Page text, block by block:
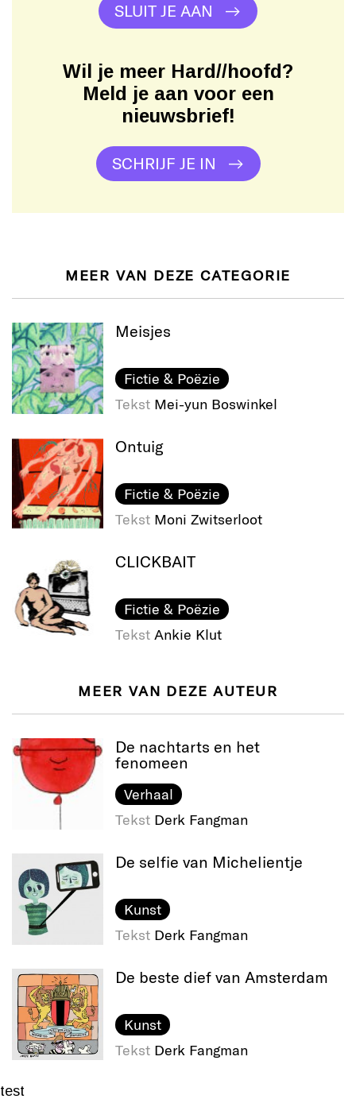
SLUIT JE AAN
Wil je meer Hard//hoofd?
Meld je aan voor een
nieuwsbrief!
SCHRIJF JE IN
MEER VAN DEZE CATEGORIE
Meisjes
Fictie & Poëzie
Tekst Mei-yun Boswinkel
Ontuig
Fictie & Poëzie
Tekst Moni Zwitserloot
CLICKBAIT
Fictie & Poëzie
Tekst Ankie Klut
MEER VAN DEZE AUTEUR
De nachtarts en het
fenomeen
Verhaal
Tekst Derk Fangman
De selfie van Michelientje
Kunst
Tekst Derk Fangman
De beste dief van Amsterdam
Kunst
Tekst Derk Fangman
test